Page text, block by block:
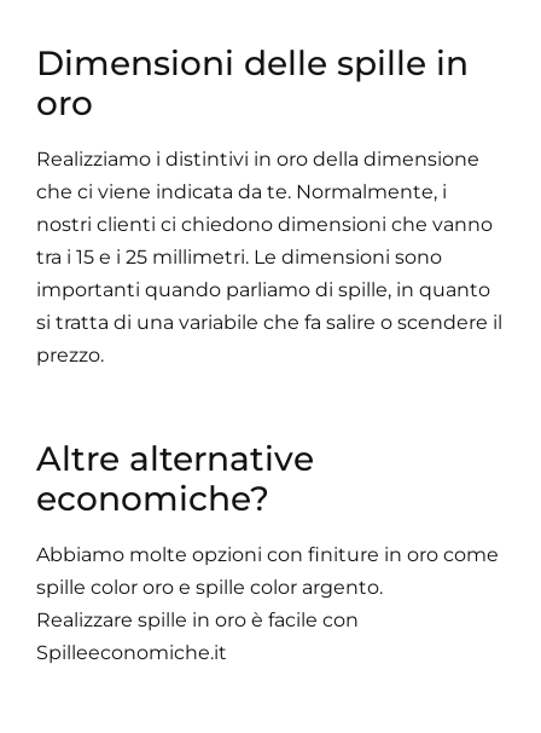
Dimensioni delle spille in
oro
Realizziamo i distintivi in oro della dimensione
che ci viene indicata da te. Normalmente, i
nostri clienti ci chiedono dimensioni che vanno
tra i 15 e i 25 millimetri. Le dimensioni sono
importanti quando parliamo di spille, in quanto
si tratta di una variabile che fa salire o scendere il
prezzo.
Altre alternative
economiche?
Abbiamo molte opzioni con finiture in oro come
spille color oro e spille color argento.
Realizzare spille in oro è facile con
Spilleeconomiche.it